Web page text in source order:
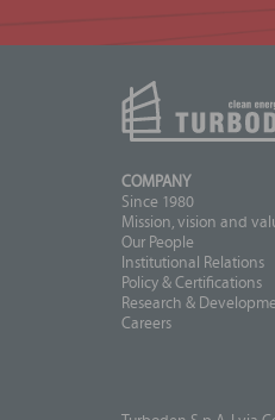
COMPANY
Since 1980
Mission, vision and
Our People
Institutional Relations
Policy & Certifications
Research &
Careers